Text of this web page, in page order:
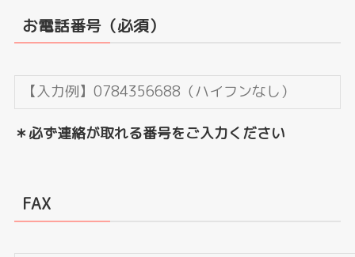
お電話番号（必須）
＊必ず連絡が取れる番号をご入力ください
FAX